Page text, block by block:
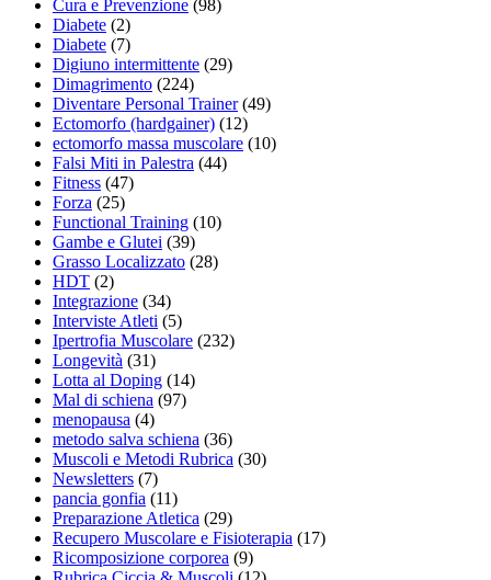
Cura e Prevenzione (98)
Diabete (2)
Diabete (7)
Digiuno intermittente (29)
Dimagrimento (224)
Diventare Personal Trainer(49)
Ectomorfo (hardgainer) (12)
ectomorfo massa muscolare (10)
Falsi Miti in Palestra (44)
Fitness (47)
Forza (25)
Functional Training (10)
Gambe e Glutei (39)
Grasso Localizzato (28)
HDT (2)
Integrazione (34)
Interviste Atleti (5)
Ipertrofia Muscolare (232)
Longevità (31)
Lotta al Doping (14)
Mal di schiena (97)
menopausa (4)
metodo salva schiena (36)
Muscoli e Metodi Rubrica (30)
Newsletters (7)
pancia gonfia (11)
Preparazione Atletica (29)
Recupero Muscolare e Fisioterapia (17)
Ricomposizione corporea (9)